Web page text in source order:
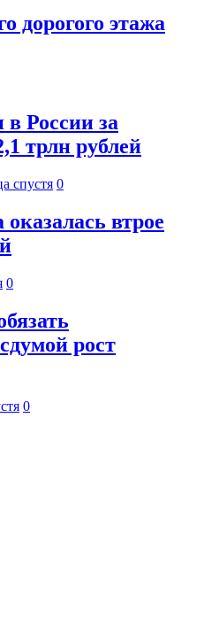
дорогого этажа
России за
трлн рублей
спустя 0
втрое
0
рост
0